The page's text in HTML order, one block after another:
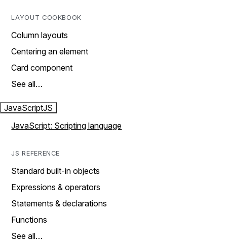
LAYOUT COOKBOOK
Column layouts
Centering an element
Card component
See all…
JavaScriptJS
JavaScript: Scripting language
JS REFERENCE
Standard built-in objects
Expressions & operators
Statements & declarations
Functions
See all…